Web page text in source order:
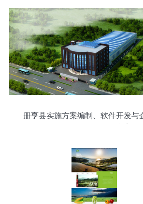
册亨县实施方案编制、软件开发与